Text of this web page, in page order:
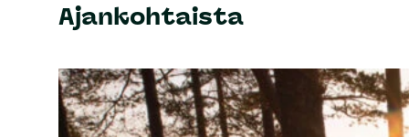
Ajankohtaista